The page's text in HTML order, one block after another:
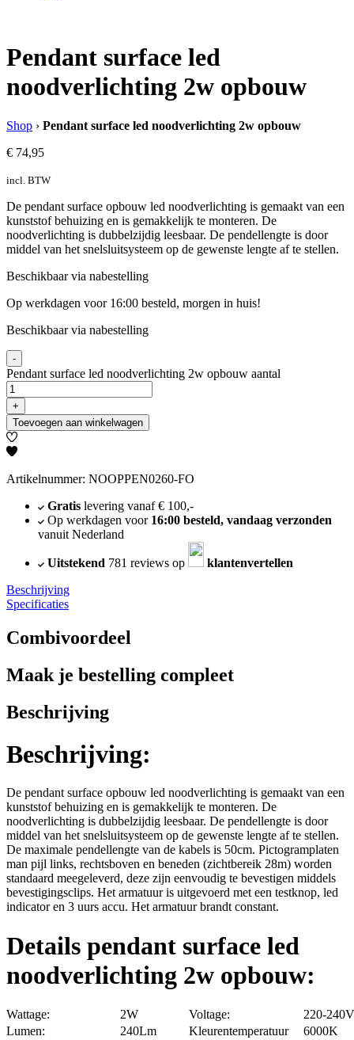
Pendant surface led
noodverlichting 2w opbouw
Shop › Pendant surface led noodverlichting 2w opbouw
€ 74,95
incl. BTW
De pendant surface opbouw led noodverlichting is gemaakt van een
kunststof behuizing en is gemakkelijk te monteren. De
noodverlichting is dubbelzijdig leesbaar. De pendellengte is door
middel van het snelsluitsysteem op de gewenste lengte af te stellen.
Beschikbaar via nabestelling
Op werkdagen voor 16:00 besteld, morgen in huis!
Beschikbaar via nabestelling
-
Pendant surface led noodverlichting 2w opbouw aantal
+
Toevoegen aan winkelwagen
Artikelnummer: NOOPPEN0260-FO
Gratislevering vanaf € 100,-
Op werkdagen voor 16:00 besteld, vandaag verzonden
vanuit Nederland
Uitstekend 781 reviews op
klantenvertellen
Beschrijving
Specificaties
Combivoordeel
Maak je bestelling compleet
Beschrijving
Beschrijving:
De pendant surface opbouw led noodverlichting is gemaakt van een
kunststof behuizing en is gemakkelijk te monteren. De
noodverlichting is dubbelzijdig leesbaar. De pendellengte is door
middel van het snelsluitsysteem op de gewenste lengte af te stellen.
De maximale pendellengte van de kabels is 50cm. Pictogramplaten
man pijl links, rechtsboven en beneden (zichtbereik 28m) worden
standaard meegeleverd, deze zijn eenvoudig te bevestigen middels
bevestigingsclips. Het armatuur is uitgevoerd met een testknop, led
indicator en 3 uurs accu. Het armatuur brandt constant.
Details pendant surface led
noodverlichting 2w opbouw:
Wattage: 2W Voltage:
220-240V
Lumen:
240Lm Kleurentemperatuur 6000K